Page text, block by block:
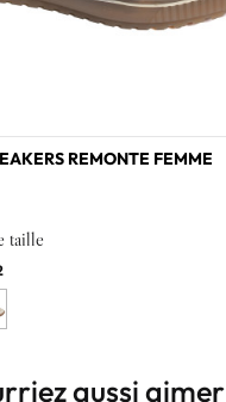
REMONTE FEMME
taille
aussi aimer